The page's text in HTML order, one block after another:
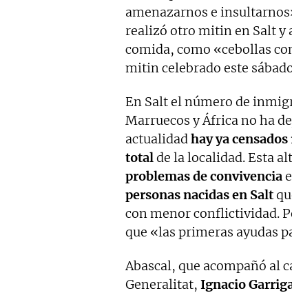
amenazarnos e
realizó otro mitin en Salt y
comida, como «cebollas
mitin celebrado este
En Salt el número de
Marruecos y África no ha
actualidad hay ya
total de la localidad. Esta
problemas de convivencia
personas nacidas en Salt
con menor conflictividad.
que «las primeras ayudas
Abascal, que acompañó al
Generalitat, Ignacio